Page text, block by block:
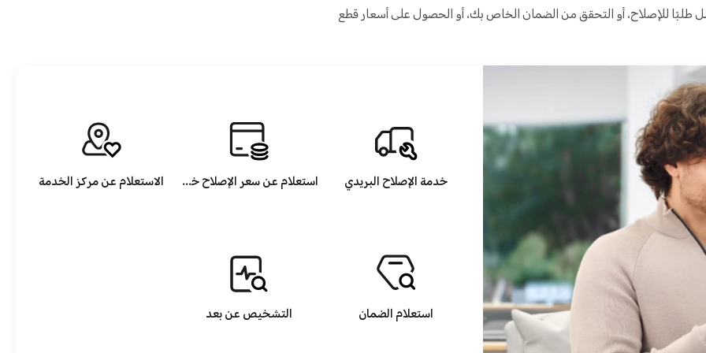
طلبًا للإصلاح، أو التحقق من الضمان الخاص بك، أو الحصول على أسعار قطع
خدمة الإصلاح البريدي استعلام عن سعر الإصلاح خارج الضمان الاستعلام عن مركز الخدمة
استعلام الضمان التشخيص عن بعد